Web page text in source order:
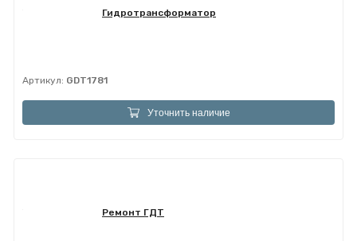
Гидротрансформатор
Артикул: GDT1781
Уточнить наличие
Ремонт ГДТ